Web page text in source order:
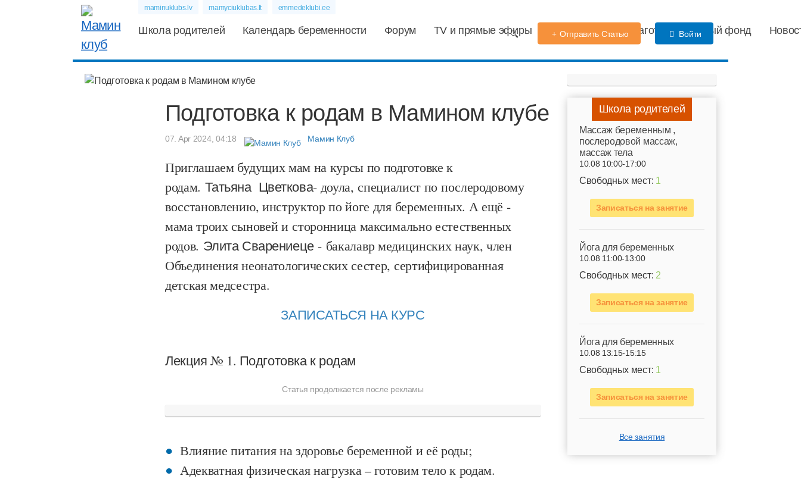
maminuklubs.lv mamyciuklubas.lt emmedeklubi.ee
Школа родителей Календарь беременности Форум TV и прямые эфиры Детский сад Благотворительный фонд
Отправить Статью Войти
Подготовка к родам в Мамином клубе
07. Apr 2024, 04:18 Мамин Клуб
Приглашаем будущих мам на курсы по подготовке к
родам. Татьяна Цветкова- доула, специалист по послеродовому
восстановлению, инструктор по йоге для беременных. А ещё -
мама троих сыновей и сторонница максимально естественных
родов. Элита Сварениеце- бакалавр медицинских наук, член
Объединения неонатологических сестер, сертифицированная
детская медсестра.
ЗАПИСАТЬСЯ НА КУРС
Лекция № 1. Подготовка к родам
Статья продолжается после рекламы
Влияние питания на здоровье беременной и её роды;
Адекватная физическая нагрузка – готовим тело к родам.
Школа родителей
Mассаж беременным ,
послеродовой массаж,
массаж тела
10.08 10:00-17:00
Свободных мест: 1
Записаться на занятие
Йога для беременных
10.08 11:00-13:00
Свободных мест: 2
Записаться на занятие
Йога для беременных
10.08 13:15-15:15
Свободных мест: 1
Записаться на занятие
Все занятия